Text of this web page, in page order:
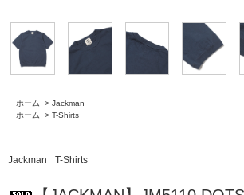
ホーム > Jackman
ホーム
> T-Shirts
Jackman T-Shirts